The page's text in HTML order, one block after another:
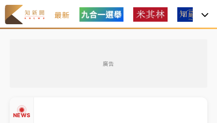
最新
廣告
NEWS
中信慈善基金會想增加董事人數！辜仲諒向法院聲請遭
駁 理由曝光